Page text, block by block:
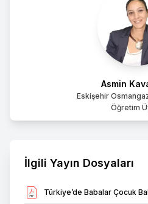
Asmin
Eskişehir
Öğretim
İlgili Yayın Dosyaları
Türkiye’de Babalar Çocuk